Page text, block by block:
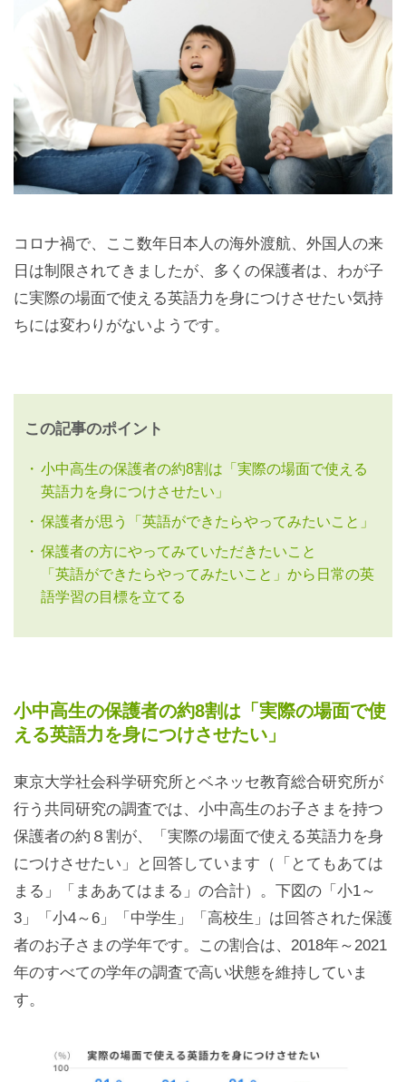
コロナ禍で、ここ数年日本人の海外渡航、外国人の来
日は制限されてきましたが、多くの保護者は、わが子
に実際の場面で使える英語力を身につけさせたい気持
ちには変わりがないようです。
この記事のポイント
小中高生の保護者の約8割は「実際の場面で使える
英語力を身につけさせたい」
保護者が思う「英語ができたらやってみたいこと」
保護者の方にやってみていただきたいこと
「英語ができたらやってみたいこと」から日常の英
語学習の目標を立てる
小中高生の保護者の約8割は「実際の場面で使
える英語力を身につけさせたい」
東京大学社会科学研究所とベネッセ教育総合研究所が
行う共同研究の調査では、小中高生のお子さまを持つ
保護者の約８割が、「実際の場面で使える英語力を身
につけさせたい」と回答しています（「とてもあては
まる」「まああてはまる」の合計）。下図の「小1～
3」「小4～6」「中学生」「高校生」は回答された保護
者のお子さまの学年です。この割合は、2018年～2021
年のすべての学年の調査で高い状態を維持していま
す。